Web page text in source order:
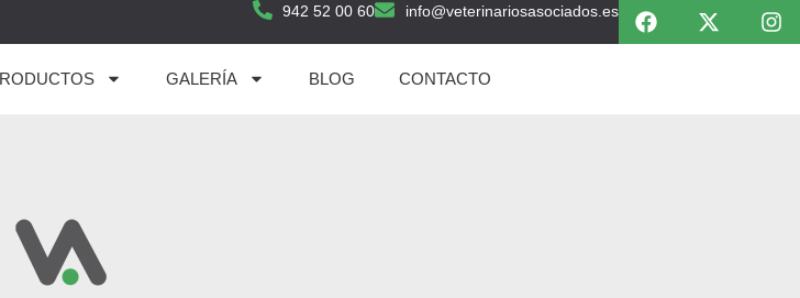
942 52 00 60 info@veterinariosasociados.es
GALERÍA BLOG CONTACTO